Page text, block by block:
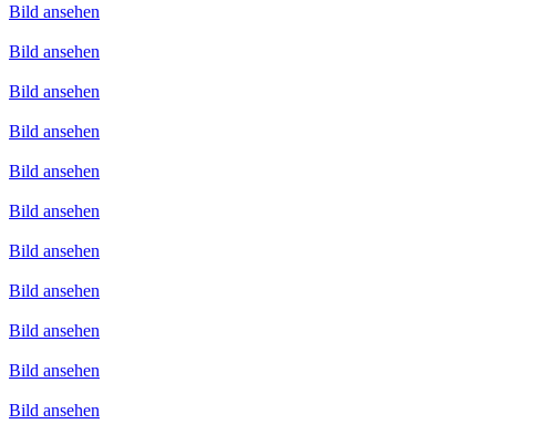
Bild ansehen
Bild ansehen
Bild ansehen
Bild ansehen
Bild ansehen
Bild ansehen
Bild ansehen
Bild ansehen
Bild ansehen
Bild ansehen
Bild ansehen